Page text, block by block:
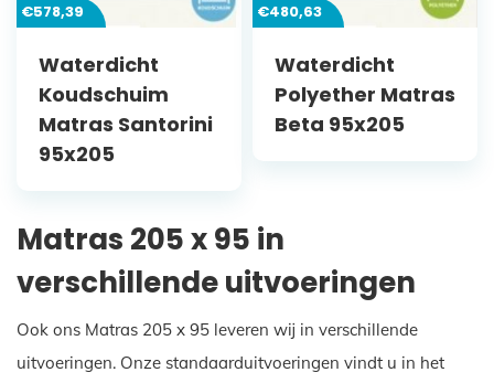
€578,39
Waterdicht
Koudschuim
Matras Santorini
95x205
€480,63
Waterdicht
Polyether Matras
Beta 95x205
Matras 205 x 95 in
verschillende uitvoeringen
Ook ons Matras 205 x 95 leveren wij in verschillende
uitvoeringen. Onze standaarduitvoeringen vindt u in het